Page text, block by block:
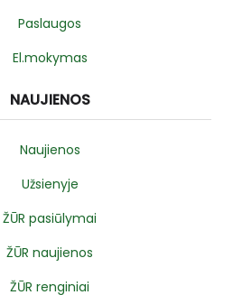
Paslaugos
El.mokymas
NAUJIENOS
Naujienos
Užsienyje
ŽŪR pasiūlymai
ŽŪR naujienos
ŽŪR renginiai